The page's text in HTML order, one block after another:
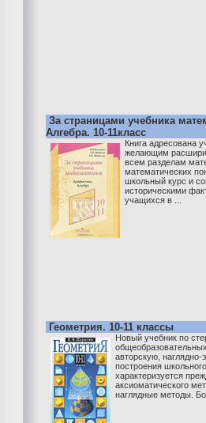
За страницами учебника
Алгебра. 10-11класс
Книга адресована
желающим
всем разделам
математических
школьный курс и
историческими
учащихся в ...
Геометрия. 10-11 классы
Новый учебник по
авторскую,
построения
характеризуется
аксиоматического
наглядные методы.